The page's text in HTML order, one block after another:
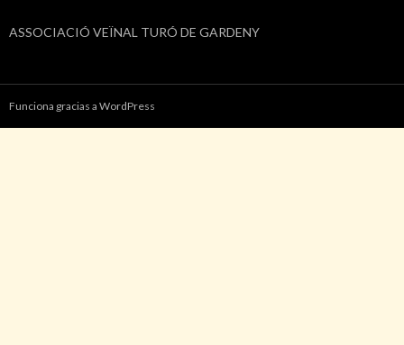
ASSOCIACIÓ VEÏNAL TURÓ DE GARDENY
Funciona gracias a WordPress